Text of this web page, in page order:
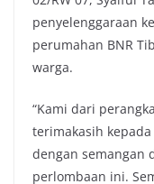
penyelenggaraan
perumahan BNR
warga.
“Kami dari
terimakasih
dengan semangan
perlombaan ini.